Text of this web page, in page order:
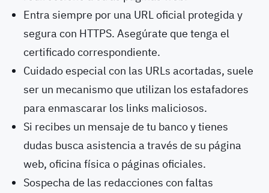
Entra siempre por una URL oficial protegida y
segura con HTTPS. Asegúrate que tenga el
certificado correspondiente.
Cuidado especial con las URLs acortadas, suele
ser un mecanismo que utilizan los estafadores
para enmascarar los links maliciosos.
Si recibes un mensaje de tu banco y tienes
dudas busca asistencia a través de su página
web, oficina física o páginas oficiales.
Sospecha de las redacciones con faltas